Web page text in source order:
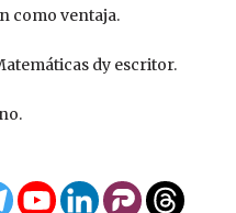
como ventaja.
dy escritor.